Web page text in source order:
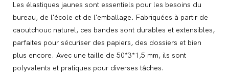
Les élastiques jaunes sont essentiels pour les besoins du
bureau, de l'école et de l'emballage. Fabriquées à partir de
caoutchouc naturel, ces bandes sont durables et extensibles,
parfaites pour sécuriser des papiers, des dossiers et bien
plus encore. Avec une taille de 50*3*1,5 mm, ils sont
polyvalents et pratiques pour diverses tâches.